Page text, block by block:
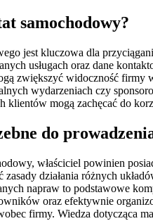
samochodowy?
jest kluczowa dla
usługach oraz dane
zwiększyć widoczność firmy
wydarzeniach czy
klientów mogą zachęcać do
do
właściciel powinien
działania różnych
napraw to podstawowe
oraz efektywnie
firmy. Wiedza